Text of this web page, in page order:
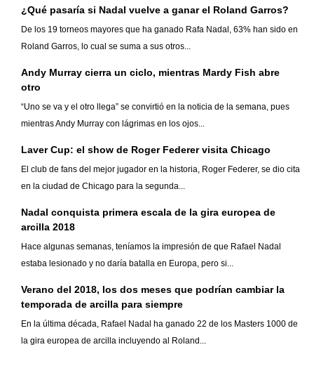
¿Qué pasaría si Nadal vuelve a ganar el Roland Garros?
De los 19 torneos mayores que ha ganado Rafa Nadal, 63% han sido en
Roland Garros, lo cual se suma a sus otros...
Andy Murray cierra un ciclo, mientras Mardy Fish abre
otro
“Uno se va y el otro llega” se convirtió en la noticia de la semana, pues
mientras Andy Murray con lágrimas en los ojos...
Laver Cup: el show de Roger Federer visita Chicago
El club de fans del mejor jugador en la historia, Roger Federer, se dio cita
en la ciudad de Chicago para la segunda...
Nadal conquista primera escala de la gira europea de
arcilla 2018
Hace algunas semanas, teníamos la impresión de que Rafael Nadal
estaba lesionado y no daría batalla en Europa, pero si...
Verano del 2018, los dos meses que podrían cambiar la
temporada de arcilla para siempre
En la última década, Rafael Nadal ha ganado 22 de los Masters 1000 de
la gira europea de arcilla incluyendo al Roland...